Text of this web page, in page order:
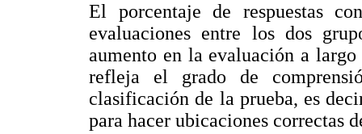
El porcentaje de respuestas
evaluaciones entre los dos
aumento en la evaluación a
refleja el grado de
clasificación de la prueba, es
para hacer ubicaciones correctas